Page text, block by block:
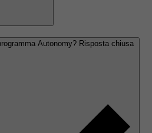
Autonomy? Risposta chiusa